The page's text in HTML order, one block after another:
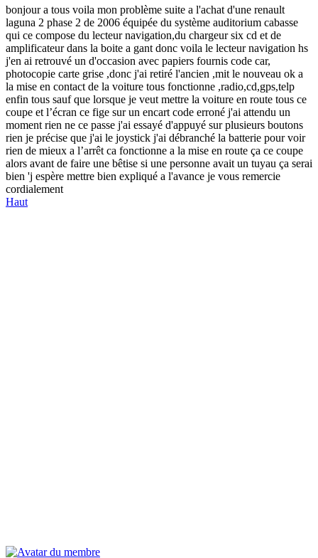
bonjour a tous voila mon problème suite a l'achat d'une renault
laguna 2 phase 2 de 2006 équipée du système auditorium cabasse
qui ce compose du lecteur navigation,du chargeur six cd et de
amplificateur dans la boite a gant donc voila le lecteur navigation hs
j'en ai retrouvé un d'occasion avec papiers fournis code car,
photocopie carte grise ,donc j'ai retiré l'ancien ,mit le nouveau ok a
la mise en contact de la voiture tous fonctionne ,radio,cd,gps,telp
enfin tous sauf que lorsque je veut mettre la voiture en route tous ce
coupe et l’écran ce fige sur un encart code erroné j'ai attendu un
moment rien ne ce passe j'ai essayé d'appuyé sur plusieurs boutons
rien je précise que j'ai le joystick j'ai débranché la batterie pour voir
rien de mieux a l’arrêt ca fonctionne a la mise en route ça ce coupe
alors avant de faire une bêtise si une personne avait un tuyau ça serai
bien 'j espère mettre bien expliqué a l'avance je vous remercie
cordialement
Haut